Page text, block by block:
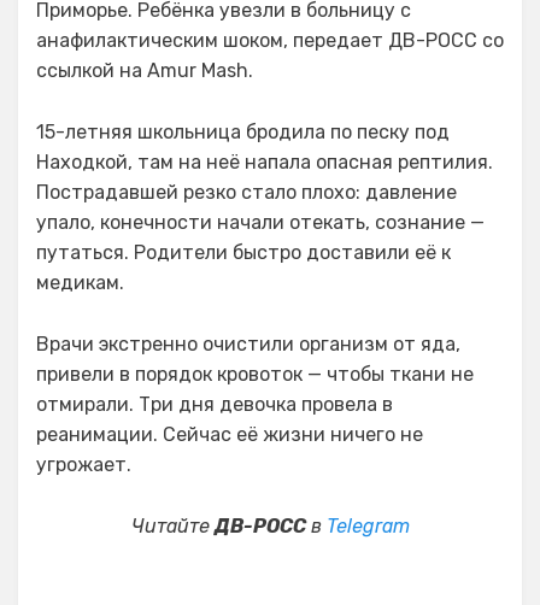
Приморье. Ребёнка увезли в больницу с
анафилактическим шоком, передает ДВ-РОСС со
ссылкой на Amur Mash.
15-летняя школьница бродила по песку под
Находкой, там на неё напала опасная рептилия.
Пострадавшей резко стало плохо: давление
упало, конечности начали отекать, сознание —
путаться. Родители быстро доставили её к
медикам.
Врачи экстренно очистили организм от яда,
привели в порядок кровоток — чтобы ткани не
отмирали. Три дня девочка провела в
реанимации. Сейчас её жизни ничего не
угрожает.
ЧитайтеДВ-РОССв Telegram